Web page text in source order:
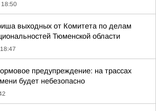
18:50
выходных от Комитета по делам
Тюменской области
18:47
предупреждение: на трассах
будет небезопасно